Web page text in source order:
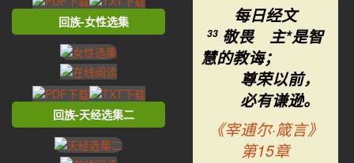
回族-女性选集
回族-天经选集二
每日经文
33 敬畏 主*是智
慧的教诲；
尊荣以前，
必有谦逊。
《宰逋尔·箴言》
第15章